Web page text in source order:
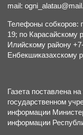
mail:
Телефоны собкоров:
19; по Карасайскому
Илийскому району
Енбекшиказахскому
Газета поставлена
государственном
информации
информации